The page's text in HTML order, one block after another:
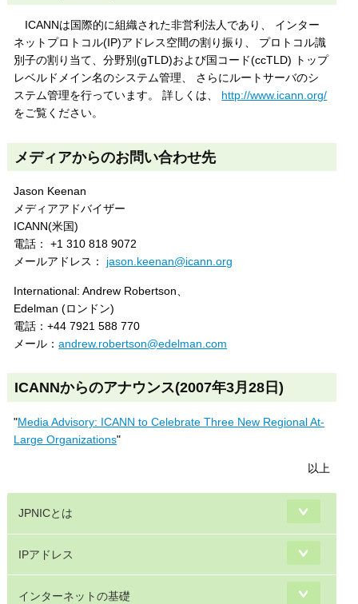
ICANNは国際的に組織された非営利法人であり、 インター
ネットプロトコル(IP)アドレス空間の割り振り、 プロトコル識
別子の割り当て、分野別(gTLD)および国コード(ccTLD) トップ
レベルドメイン名のシステム管理、 さらにルートサーバのシ
ステム管理を行っています。 詳しくは、 http://www.icann.org/
をご覧ください。
メディアからのお問い合わせ先
Jason Keenan
メディアアドバイザー
ICANN(米国)
電話： +1 310 818 9072
メールアドレス： jason.keenan@icann.org
International: Andrew Robertson、
Edelman (ロンドン)
電話：+44 7921 588 770
メール：andrew.robertson@edelman.com
ICANNからのアナウンス(2007年3月28日)
"Media Advisory: ICANN to Celebrate Three New Regional At-
Large Organizations"
以上
JPNICとは
IPアドレス
インターネットの基礎